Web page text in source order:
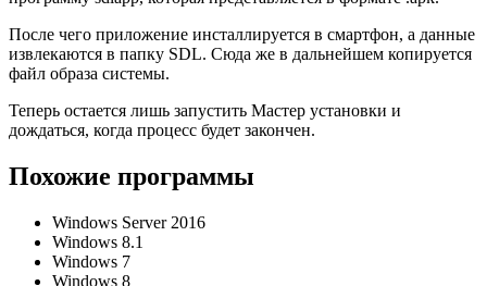
После чего приложение инсталлируется в смартфон, а данные
извлекаются в папку SDL. Сюда же в дальнейшем копируется
файл образа системы.
Теперь остается лишь запустить Мастер установки и
дождаться, когда процесс будет закончен.
Похожие программы
Windows Server 2016
Windows 8.1
Windows 7
Windows 8